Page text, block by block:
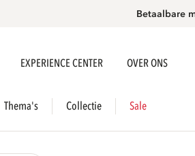
Betaalbare
EXPERIENCE CENTER OVER ONS
Thema's Collectie Sale